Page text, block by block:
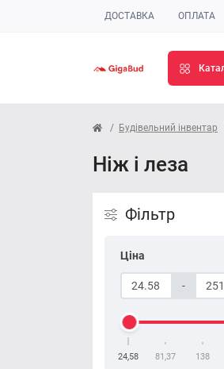
ДОСТАВКА ОПЛАТА
Будівельний інвентар
Ніж і леза
Фільтр
Ціна
-
24,58 81,37 138